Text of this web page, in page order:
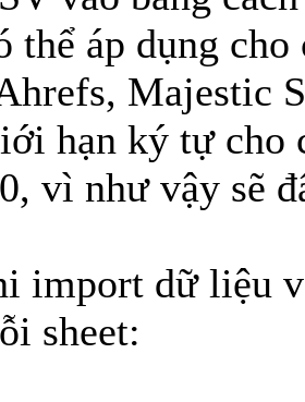
thể áp dụng
Majestic
hạn ký tự cho
vì như vậy sẽ
import dữ liệu
sheet: